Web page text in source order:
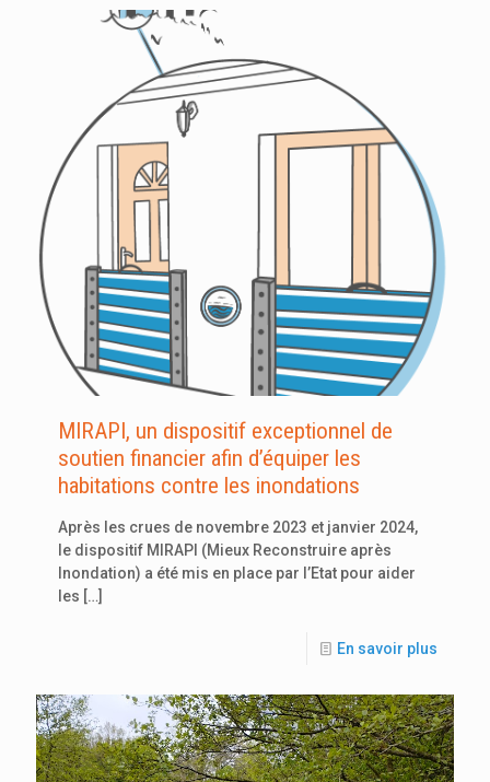
MIRAPI, un dispositif exceptionnel de
soutien financier afin d’équiper les
habitations contre les inondations
Après les crues de novembre 2023 et janvier 2024,
le dispositif MIRAPI (Mieux Reconstruire après
Inondation) a été mis en place par l’Etat pour aider
les […]
En savoir plus